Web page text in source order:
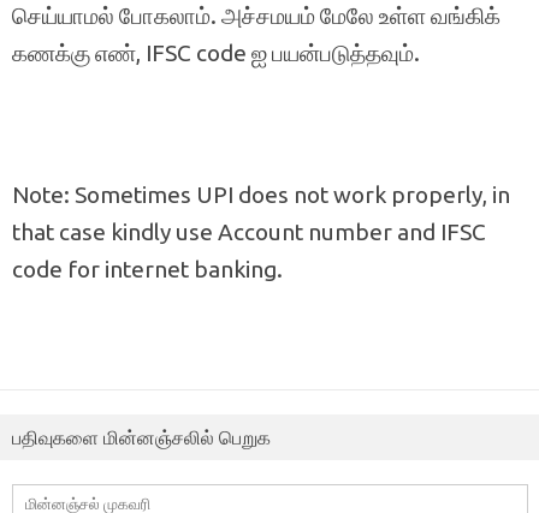
செய்யாமல் போகலாம். அச்சமயம் மேலே உள்ள வங்கிக்
கணக்கு எண், IFSC code ஐ பயன்படுத்தவும்.
Note: Sometimes UPI does not work properly, in
that case kindly use Account number and IFSC
code for internet banking.
பதிவுகளை மின்னஞ்சலில் பெறுக
மின்னஞ்சல்